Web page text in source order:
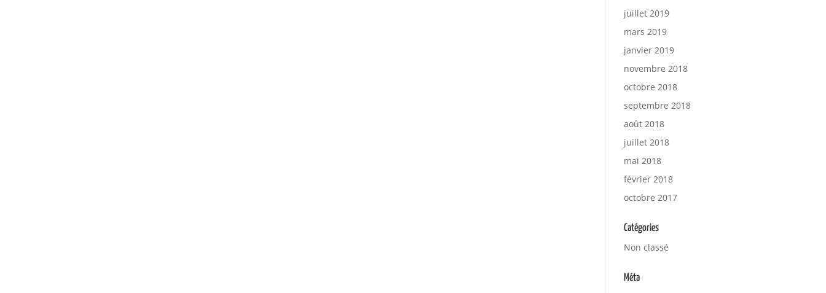
juillet 2019
mars 2019
janvier 2019
novembre 2018
octobre 2018
septembre 2018
août 2018
juillet 2018
mai 2018
février 2018
octobre 2017
Catégories
Non classé
Méta